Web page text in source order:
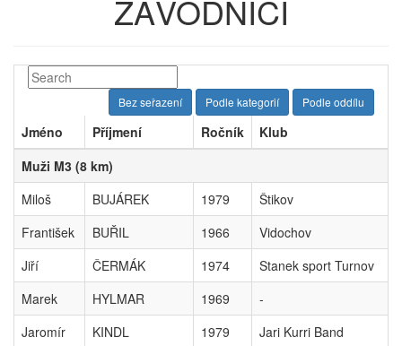
ZÁVODNÍCI
Bez seřazení Podle kategorií Podle oddílu
Jméno Příjmení Ročník
Klub
Muži M3 (8 km)
Miloš
BUJÁREK 1979
Štikov
František
BUŘIL 1966
Vidochov
Jiří
ČERMÁK 1974
Stanek sport Turnov
Marek
HYLMAR 1969
-
Jaromír
KINDL 1979
Jari Kurri Band